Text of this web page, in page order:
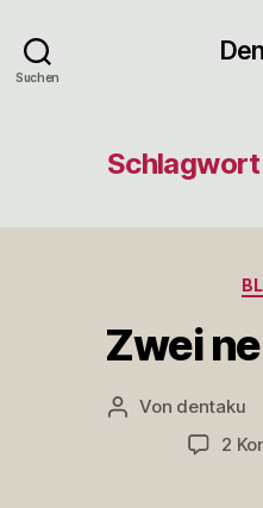
Suchen
Zwei
Beitragsautor
Von dentaku
2